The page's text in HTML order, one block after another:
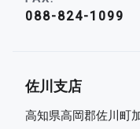
088-824-1099
佐川支店
高知県高岡郡佐川町